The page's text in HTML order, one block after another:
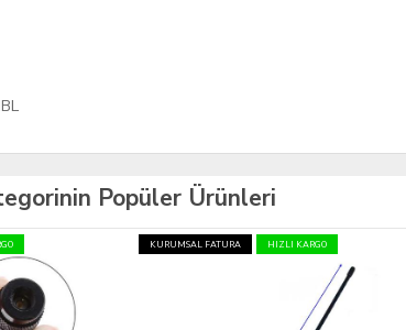
Popüler Ürünleri
KURUMSAL FATURA HIZLI KARGO